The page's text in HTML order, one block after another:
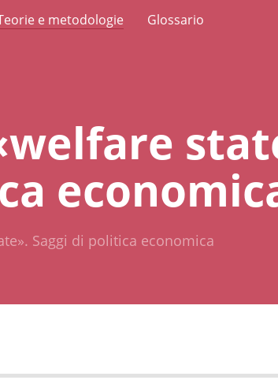
e metodologie Glossario
Saggi di politica economica